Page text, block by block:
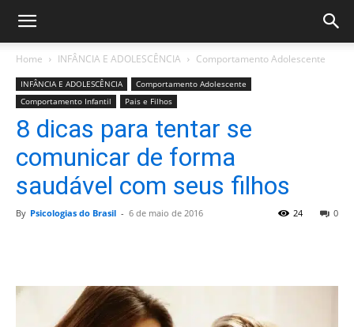
Home INFÂNCIA E ADOLESCÊNCIA Comportamento Adolescente
INFÂNCIA E ADOLESCÊNCIA
Comportamento Adolescente
Comportamento Infantil
Pais e Filhos
8 dicas para tentar se
comunicar de forma
saudável com seus filhos
By Psicologias do Brasil - 6 de maio de 2016 0
24